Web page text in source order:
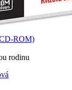
ROM)
rodinu